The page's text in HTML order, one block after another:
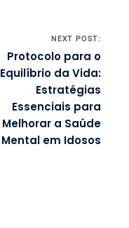
NEXT POST:
Protocolo para o
Equilíbrio da Vida:
Estratégias
Essenciais para
Melhorar a Saúde
Mental em Idosos